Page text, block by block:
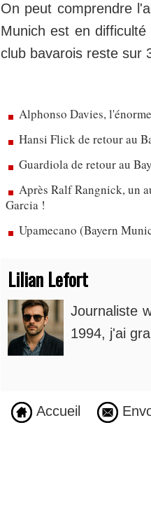
On peut comprendre
Munich est en
club bavarois reste sur
Alphonso Davies,
Hansi Flick de retour au
Guardiola de retour au
Après Ralf Rangnick, un
Garcia !
Upamecano (Bayern
Lilian Lefort
Journaliste
1994, j'ai
Accueil